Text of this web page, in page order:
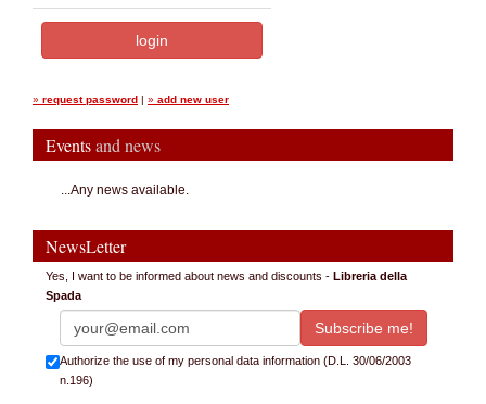
» request password | » add new user
Eventsand news
...Any news available.
NewsLetter
Yes, I want to be informed about news and discounts - Libreria della
Spada
Authorize the use of my personal data information (D.L. 30/06/2003
n.196)